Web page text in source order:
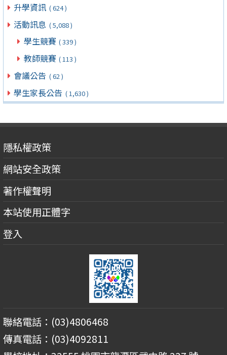
升學資訊 ( 624 )
活動訊息 ( 5,088 )
學生競賽 ( 339 )
教師競賽 ( 113 )
會議公告 ( 62 )
學生家長公告 ( 1,630 )
隱私權政策
網站安全政策
著作權聲明
本站使用正體字
登入
聯絡電話：(03)4806468
傳真電話：(03)4092811